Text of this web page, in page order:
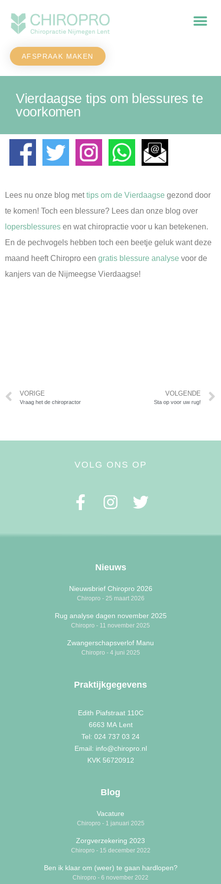
AFSPRAAK MAKEN
Vierdaagse tips om blessures te
voorkomen
Lees nu onze blog mettips om de Vierdaagse gezond door
te komen! Toch een blessure? Lees dan onze blog over
lopersblessures en wat chiropractie voor u kan betekenen.
En de pechvogels hebben toch een beetje geluk want deze
maand heeft Chiropro een gratis blessure analyse voor de
kanjers van de Nijmeegse Vierdaagse!
VORIGE
Vraag het de chiropractor
VOLGENDE
Sta op voor uw rug!
VOLG ONS OP
Nieuws
Nieuwsbrief Chiropro 2026
Chiropro 25 maart 2026
Rug analyse dagen november 2025
Chiropro 11 november 2025
Zwangerschapsverlof Manu
Chiropro 4 juni 2025
Praktijkgegevens
Edith Piafstraat 110C
6663 MA Lent
Tel: 024 737 03 24
Email: info@chiropro.nl
KVK 56720912
Blog
Vacature
Chiropro 1 januari 2025
Zorgverzekering 2023
Chiropro 15 december 2022
Ben ik klaar om (weer) te gaan hardlopen?
Chiropro 6 november 2022